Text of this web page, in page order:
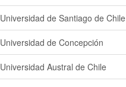
Universidad de Santiago de Chile
Universidad de Concepción
Universidad Austral de Chile